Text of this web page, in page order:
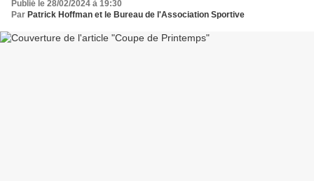
Publié le 28/02/2024 à 19:30
Par Patrick Hoffman et le Bureau de l'Association Sportive